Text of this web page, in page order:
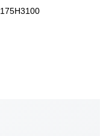
175H3100